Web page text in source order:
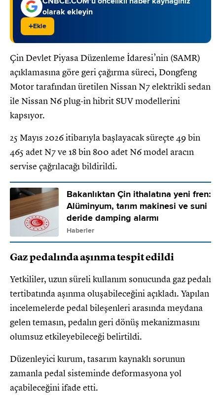
olarak ekleyin
+Ekle
Çin Devlet Piyasa Düzenleme İdaresi’nin (SAMR)
açıklamasına göre geri çağırma süreci, Dongfeng
Motor tarafından üretilen Nissan N7 elektrikli sedan
ile Nissan N6 plug-in hibrit SUV modellerini
kapsıyor.
25 Mayıs 2026 itibarıyla başlayacak süreçte 49 bin
465 adet N7 ve 18 bin 800 adet N6 model aracın
servise çağrılacağı bildirildi.
Bakanlıktan Çin ithalatına yeni fren:
Alüminyum, tarım makinesi ve suni
deride damping alarmı
Haberler
Gaz pedalında aşınma tespit edildi
Yetkililer, uzun süreli kullanım sonucunda gaz pedalı
tertibatında aşınma oluşabileceğini açıkladı. Yapılan
incelemelerde pedal bileşenleri arasında meydana
gelen temasın, pedalın geri dönüş mekanizmasını
olumsuz etkileyebileceği belirtildi.
Düzenleyici kurum, tasarım kaynaklı sorunun
zamanla pedal sisteminde deformasyona yol
açabileceğini ifade etti.